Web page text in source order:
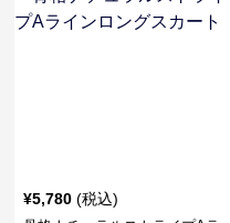
¥5,780 (税込)